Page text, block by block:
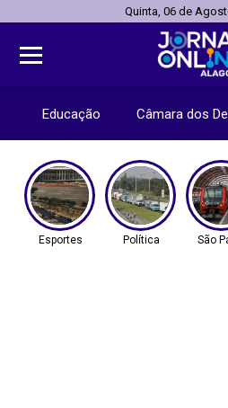
Quinta, 06 de
Educação Câmara dos
Esportes Política São